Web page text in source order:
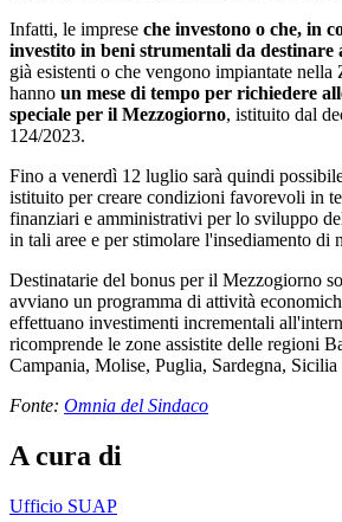
Infatti, le imprese che investono o che, in
investito in beni strumentali da
già esistenti o che vengono impiantate
hanno un mese di tempo per richiedere
speciale per il Mezzogiorno, istituito dal
124/2023.
Fino a venerdì 12 luglio sarà quindi
istituito per creare condizioni favorevoli in
finanziari e amministrativi per lo sviluppo
in tali aree e per stimolare l'insediamento di
Destinatarie del bonus per il Mezzogiorno
avviano un programma di attività
effettuano investimenti incrementali
ricomprende le zone assistite delle regioni
Campania, Molise, Puglia, Sardegna,
Fonte: Omnia del Sindaco
A cura di
Ufficio SUAP